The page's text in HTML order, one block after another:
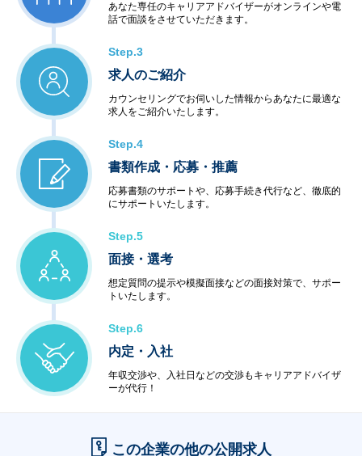
あなた専任のキャリアアドバイザーがオンラインや電
話で面談をさせていただきます。
Step.3
求人のご紹介
カウンセリングでお伺いした情報からあなたに最適な
求人をご紹介いたします。
Step.4
書類作成・応募・推薦
応募書類のサポートや、応募手続き代行など、徹底的
にサポートいたします。
Step.5
面接・選考
想定質問の提示や模擬面接などの面接対策で、サポー
トいたします。
Step.6
内定・入社
年収交渉や、入社日などの交渉もキャリアアドバイザ
ーが代行！
この企業の他の公開求人